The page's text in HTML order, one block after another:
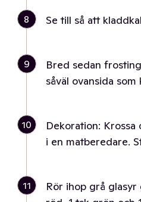
8 Se till så att
9
Bred sedan
såväl ovansida som
10
Dekoration:
i en matberedare.
11
Rör ihop grå glasyr